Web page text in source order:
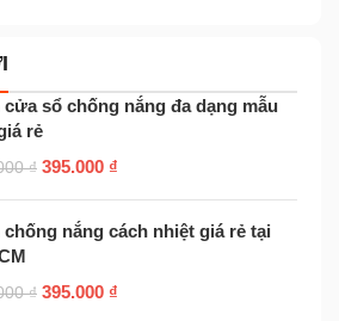
cửa sổ chống nắng đa dạng mẫu
rẻ
₫ 395.000 ₫
chống nắng cách nhiệt giá rẻ tại
₫ 395.000 ₫